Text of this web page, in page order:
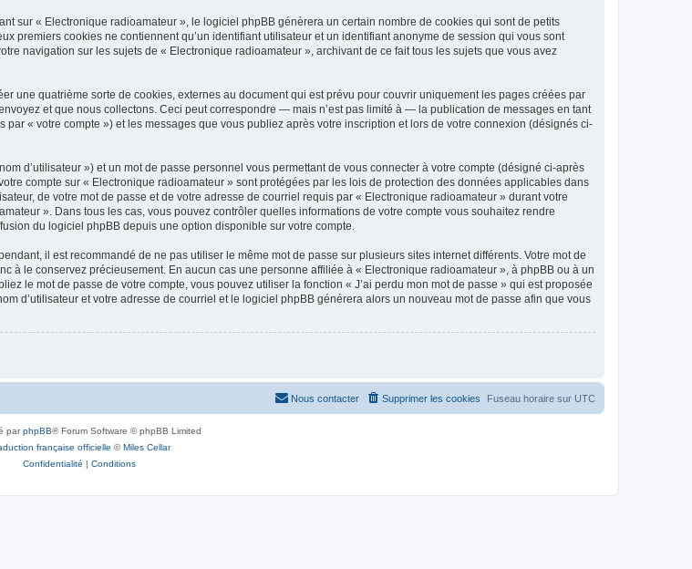
sur « Electronique radioamateur », le logiciel phpBB génèrera un certain nombre de cookies qui sont de petits
premiers cookies ne contiennent qu’un identifiant utilisateur et un identifiant anonyme de session qui vous sont
navigation sur les sujets de « Electronique radioamateur », archivant de ce fait tous les sujets que vous avez
une quatrième sorte de cookies, externes au document qui est prévu pour couvrir uniquement les pages créées par
et que nous collectons. Ceci peut correspondre — mais n’est pas limité à — la publication de messages en tant
« votre compte ») et les messages que vous publiez après votre inscription et lors de votre connexion (désignés ci-
d’utilisateur ») et un mot de passe personnel vous permettant de vous connecter à votre compte (désigné ci-après
compte sur « Electronique radioamateur » sont protégées par les lois de protection des données applicables dans
de votre mot de passe et de votre adresse de courriel requis par « Electronique radioamateur » durant votre
». Dans tous les cas, vous pouvez contrôler quelles informations de votre compte vous souhaitez rendre
du logiciel phpBB depuis une option disponible sur votre compte.
il est recommandé de ne pas utiliser le même mot de passe sur plusieurs sites internet différents. Votre mot de
à le conservez précieusement. En aucun cas une personne affiliée à « Electronique radioamateur », à phpBB ou à un
le mot de passe de votre compte, vous pouvez utiliser la fonction « J’ai perdu mon mot de passe » qui est proposée
d’utilisateur et votre adresse de courriel et le logiciel phpBB générera alors un nouveau mot de passe afin que vous
Fuseau horaire sur UTC
Supprimer les cookies
Nous contacter
parphpBB® Forum Software © phpBB Limited
française officielle ©Miles Cellar
Confidentialité | Conditions